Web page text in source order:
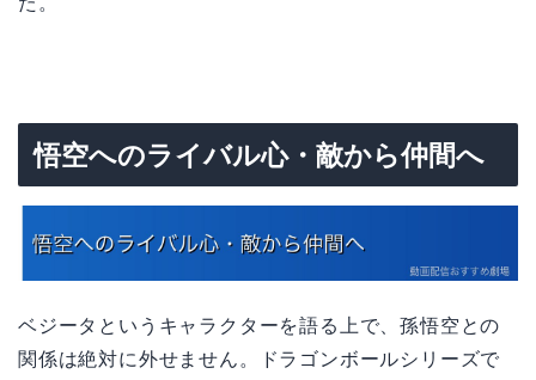
悟空へのライバル心・敵から仲間へ
ベジータというキャラクターを語る上で、孫悟空との
関係は絶対に外せません。ドラゴンボールシリーズで